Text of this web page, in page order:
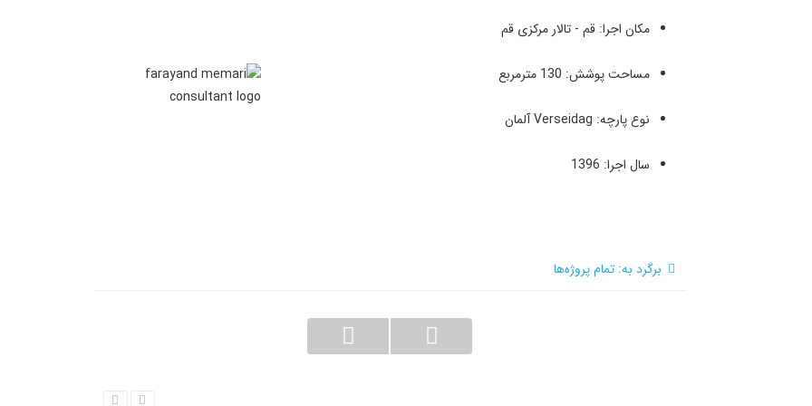
مکان اجرا: قم - تالار مرکزی قم
مساحت پوشش: 130 مترمربع
نوع پارچه: Verseidag آلمان
سال اجرا: 1396
برگرد به: تمام پروژه‌ها